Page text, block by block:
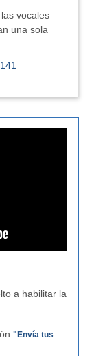
vocales
una sola
141
a habilitar la
"Envía tus